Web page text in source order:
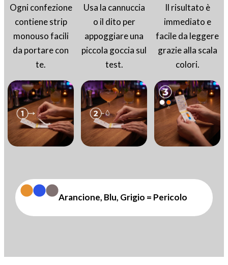
Ogni confezione
contiene strip
monouso facili
da portare con
te.
Usa la cannuccia
o il dito per
appoggiare una
piccola goccia sul
test.
Il risultato è
immediato e
facile da leggere
grazie alla scala
colori.
Arancione, Blu, Grigio = Pericolo